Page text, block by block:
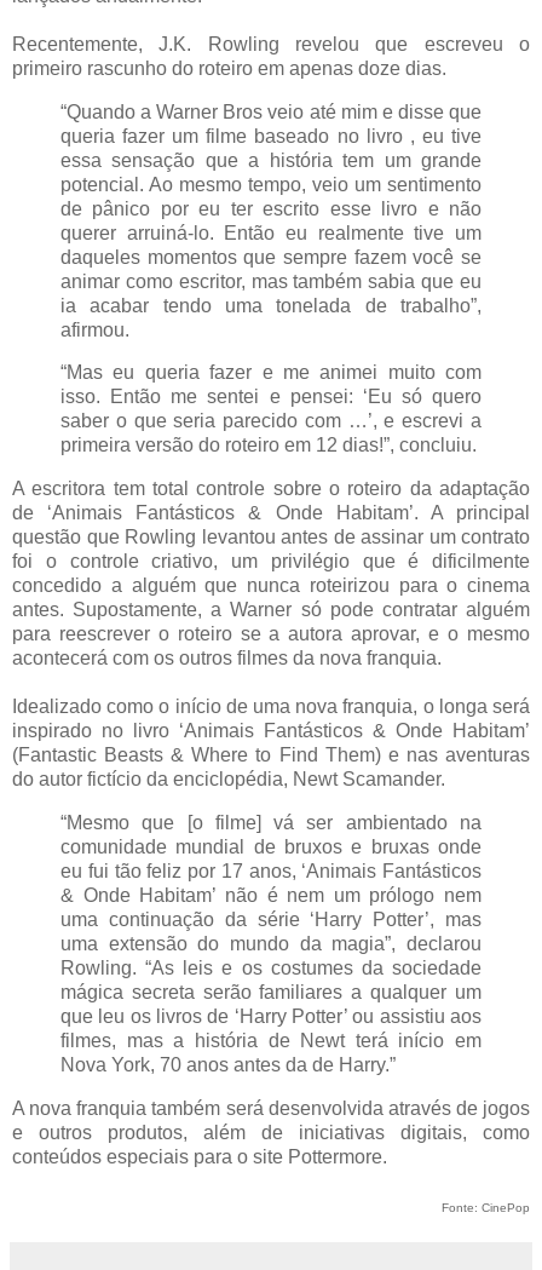
Recentemente, J.K. Rowling revelou que escreveu o
primeiro rascunho do roteiro em apenas doze dias.
“Quando a Warner Bros veio até mim e disse que
queria fazer um filme baseado no livro , eu tive
essa sensação que a história tem um grande
potencial. Ao mesmo tempo, veio um sentimento
de pânico por eu ter escrito esse livro e não
querer arruiná-lo. Então eu realmente tive um
daqueles momentos que sempre fazem você se
animar como escritor, mas também sabia que eu
ia acabar tendo uma tonelada de trabalho”,
afirmou.
“Mas eu queria fazer e me animei muito com
isso. Então me sentei e pensei: ‘Eu só quero
saber o que seria parecido com …’, e escrevi a
primeira versão do roteiro em 12 dias!”, concluiu.
A escritora tem total controle sobre o roteiro da adaptação
de ‘Animais Fantásticos & Onde Habitam’. A principal
questão que Rowling levantou antes de assinar um contrato
foi o controle criativo, um privilégio que é dificilmente
concedido a alguém que nunca roteirizou para o cinema
antes. Supostamente, a Warner só pode contratar alguém
para reescrever o roteiro se a autora aprovar, e o mesmo
acontecerá com os outros filmes da nova franquia.
Idealizado como o início de uma nova franquia, o longa será
inspirado no livro ‘Animais Fantásticos & Onde Habitam’
(Fantastic Beasts & Where to Find Them) e nas aventuras
do autor fictício da enciclopédia, Newt Scamander.
“Mesmo que [o filme] vá ser ambientado na
comunidade mundial de bruxos e bruxas onde
eu fui tão feliz por 17 anos, ‘Animais Fantásticos
& Onde Habitam’ não é nem um prólogo nem
uma continuação da série ‘Harry Potter’, mas
uma extensão do mundo da magia”, declarou
Rowling. “As leis e os costumes da sociedade
mágica secreta serão familiares a qualquer um
que leu os livros de ‘Harry Potter’ ou assistiu aos
filmes, mas a história de Newt terá início em
Nova York, 70 anos antes da de Harry.”
A nova franquia também será desenvolvida através de jogos
e outros produtos, além de iniciativas digitais, como
conteúdos especiais para o site Pottermore.
Fonte: CinePop